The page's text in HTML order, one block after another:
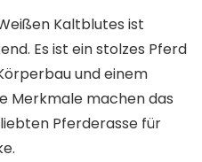
Kaltblutes ist
Es ist ein stolzes Pferd
und einem
Merkmale machen das
Pferderasse für